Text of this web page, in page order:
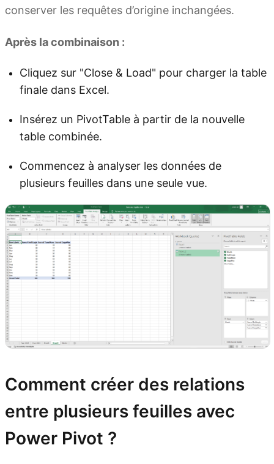
conserver les requêtes d’origine inchangées.
Après la combinaison :
Cliquez sur "Close & Load" pour charger la table
finale dans Excel.
Insérez un PivotTable à partir de la nouvelle
table combinée.
Commencez à analyser les données de
plusieurs feuilles dans une seule vue.
Comment créer des relations
entre plusieurs feuilles avec
Power Pivot ?